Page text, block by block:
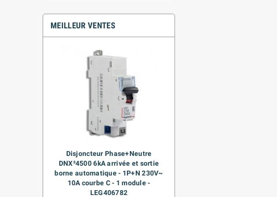
MEILLEUR VENTES
Disjoncteur Phase+Neutre
DNX³4500 6kA arrivée et sortie
borne automatique - 1P+N 230V~
10A courbe C - 1 module -
LEG406782